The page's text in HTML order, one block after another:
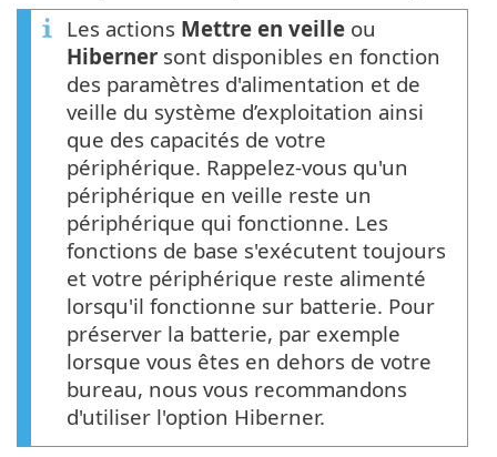
Les actions Mettre en veille ou
Hiberner sont disponibles en fonction
des paramètres d'alimentation et de
veille du système d’exploitation ainsi
que des capacités de votre
périphérique. Rappelez-vous qu'un
périphérique en veille reste un
périphérique qui fonctionne. Les
fonctions de base s'exécutent toujours
et votre périphérique reste alimenté
lorsqu'il fonctionne sur batterie. Pour
préserver la batterie, par exemple
lorsque vous êtes en dehors de votre
bureau, nous vous recommandons
d'utiliser l'option Hiberner.